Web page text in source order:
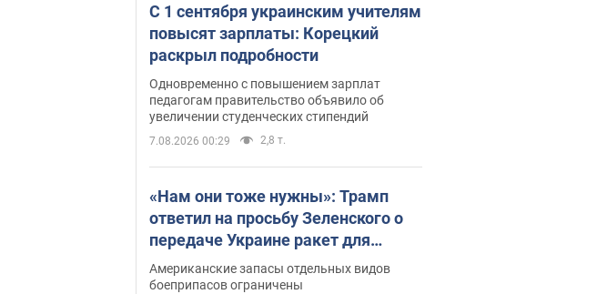
С 1 сентября украинским учителям
повысят зарплаты: Корецкий
раскрыл подробности
Одновременно с повышением зарплат
педагогам правительство объявило об
увеличении студенческих стипендий
7.08.2026 00:29 2,8 т.
«Нам они тоже нужны»: Трамп
ответил на просьбу Зеленского о
передаче Украине ракет для
Patriot
Американские запасы отдельных видов
боеприпасов ограничены